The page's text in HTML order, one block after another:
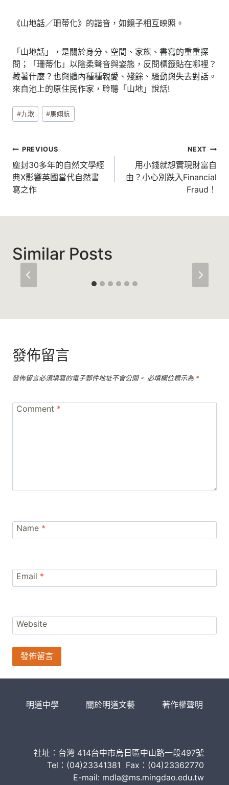
《山地話／珊蒂化》的諧音，如鏡子相互映照。
「山地話」，是關於身分、空間、家族、書寫的重重探
問；「珊蒂化」以陰柔聲音與姿態，反問標籤貼在哪裡？
藏著什麼？也與體內種種親愛、殘餘、騷動與失去對話。
來自池上的原住民作家，聆聽「山地」說話!
Post
Tags:
#九歌 #馬翊航
文
章
導
PREVIOUS
塵封30多年的自然文學經
典X影響英國當代自然書
寫之作
NEXT
用小錢就想實現財富自
由？小心別跌入Financial
Fraud！
Similar Posts
發佈留言
發佈留言必須填寫的電子郵件地址不會公開。 必填欄位標示為 *
Comment *
Name *
Email *
Website
明道中學 關於明道文藝 著作權聲明
社址：台灣 414台中市烏日區中山路一段497號
Tel：(04)23341381 Fax：(04)23362770
E-mail: mdla@ms.mingdao.edu.tw